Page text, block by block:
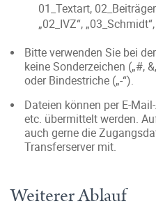
01_Textart,
„02_IVZ“,
Bitte verwenden Sie bei
keine Sonderzeichen („#,
oder Bindestriche („-“).
Dateien können per E-
etc. übermittelt werden.
auch gerne die
Transferserver mit.
Weiterer Ablauf